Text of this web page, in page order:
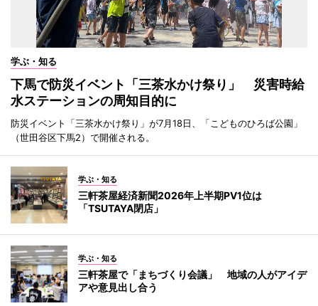
学ぶ・知る
下馬で防災イベント「三茶水かけ祭り」 災害時給
水ステーションの周知目的に
防災イベント「三茶水かけ祭り」が7月18日、「こどものひろば公園」
（世田谷区下馬2）で開催される。
学ぶ・知る
三軒茶屋経済新聞2026年上半期PV1位は
「TSUTAYA閉店」
学ぶ・知る
三軒茶屋で「まちづくり会議」 地域の人がアイデ
アや意見出し合う